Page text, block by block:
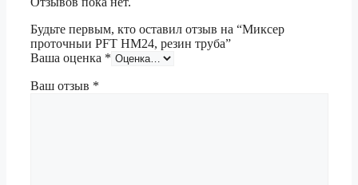
Будьте первым, кто оставил отзыв на “Миксер
проточныи PFT НМ24, резин труба”
Ваша оценка *
Ваш отзыв *